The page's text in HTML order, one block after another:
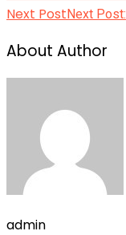
Next PostNext Post:
About Author
admin